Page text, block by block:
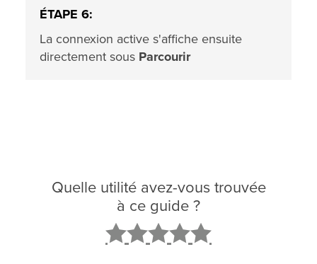
ÉTAPE 6:
La connexion active s'affiche ensuite
directement sous Parcourir
Quelle utilité avez-vous trouvée
à ce guide ?